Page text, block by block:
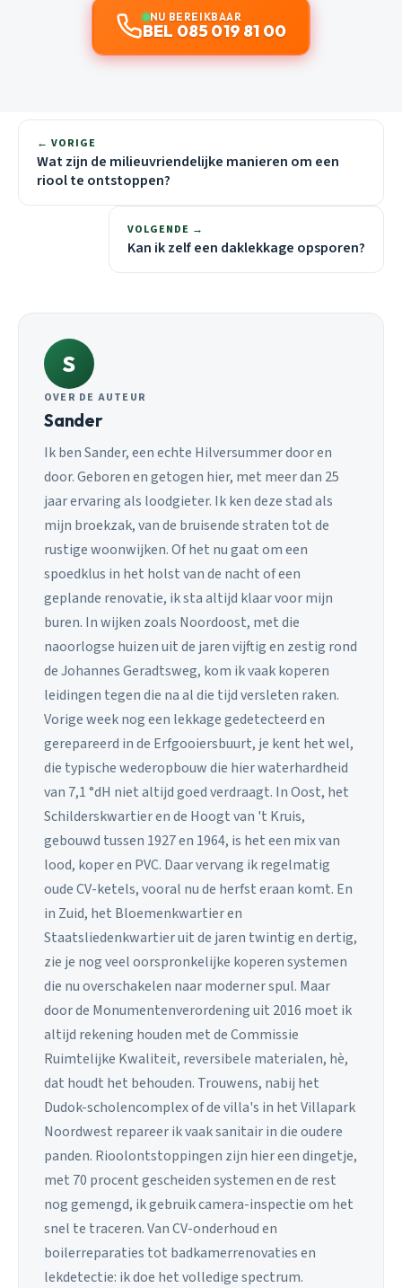
NU BEREIKBAAR
BEL 085 019 81 00
← VORIGE
Wat zijn de milieuvriendelijke manieren om een
riool te ontstoppen?
VOLGENDE →
Kan ik zelf een daklekkage opsporen?
S
OVER DE AUTEUR
Sander
Ik ben Sander, een echte Hilversummer door en
door. Geboren en getogen hier, met meer dan 25
jaar ervaring als loodgieter. Ik ken deze stad als
mijn broekzak, van de bruisende straten tot de
rustige woonwijken. Of het nu gaat om een
spoedklus in het holst van de nacht of een
geplande renovatie, ik sta altijd klaar voor mijn
buren. In wijken zoals Noordoost, met die
naoorlogse huizen uit de jaren vijftig en zestig rond
de Johannes Geradtsweg, kom ik vaak koperen
leidingen tegen die na al die tijd versleten raken.
Vorige week nog een lekkage gedetecteerd en
gerepareerd in de Erfgooiersbuurt, je kent het wel,
die typische wederopbouw die hier waterhardheid
van 7,1 °dH niet altijd goed verdraagt. In Oost, het
Schilderskwartier en de Hoogt van 't Kruis,
gebouwd tussen 1927 en 1964, is het een mix van
lood, koper en PVC. Daar vervang ik regelmatig
oude CV-ketels, vooral nu de herfst eraan komt. En
in Zuid, het Bloemenkwartier en
Staatsliedenkwartier uit de jaren twintig en dertig,
zie je nog veel oorspronkelijke koperen systemen
die nu overschakelen naar moderner spul. Maar
door de Monumentenverordening uit 2016 moet ik
altijd rekening houden met de Commissie
Ruimtelijke Kwaliteit, reversibele materialen, hè,
dat houdt het behouden. Trouwens, nabij het
Dudok-scholencomplex of de villa's in het Villapark
Noordwest repareer ik vaak sanitair in die oudere
panden. Rioolontstoppingen zijn hier een dingetje,
met 70 procent gescheiden systemen en de rest
nog gemengd, ik gebruik camera-inspectie om het
snel te traceren. Van CV-onderhoud en
boilerreparaties tot badkamerrenovaties en
lekdetectie: ik doe het volledige spectrum.